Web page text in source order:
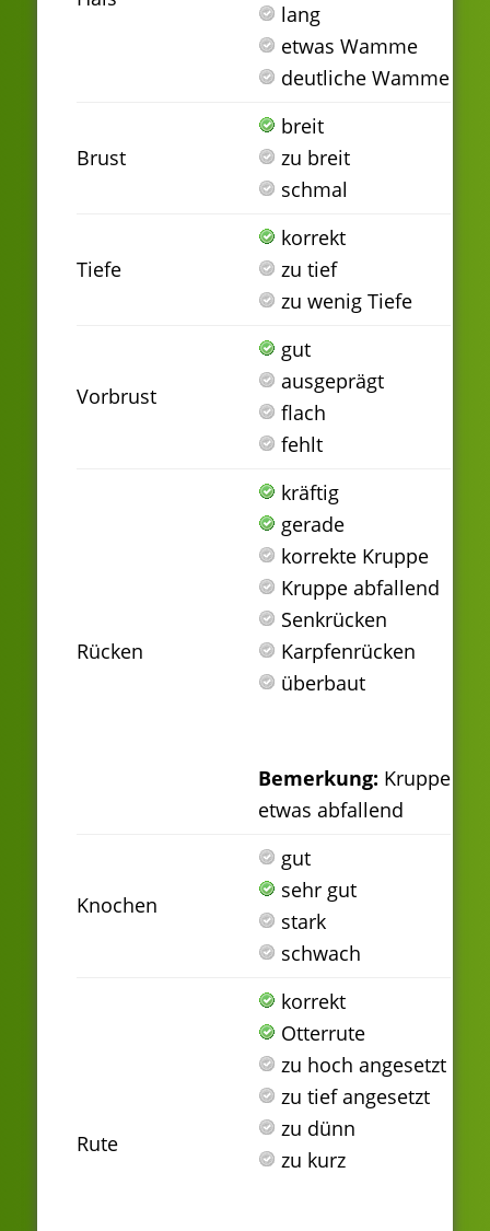
lang
etwas Wamme
deutliche Wamme
Brust
breit
zu breit
schmal
Tiefe
korrekt
zu tief
zu wenig Tiefe
Vorbrust
gut
ausgeprägt
flach
fehlt
Rücken
kräftig
gerade
korrekte Kruppe
Kruppe abfallend
Senkrücken
Karpfenrücken
überbaut
Bemerkung: Kruppe
etwas abfallend
Knochen
gut
sehr gut
stark
schwach
Rute
korrekt
Otterrute
zu hoch angesetzt
zu tief angesetzt
zu dünn
zu kurz